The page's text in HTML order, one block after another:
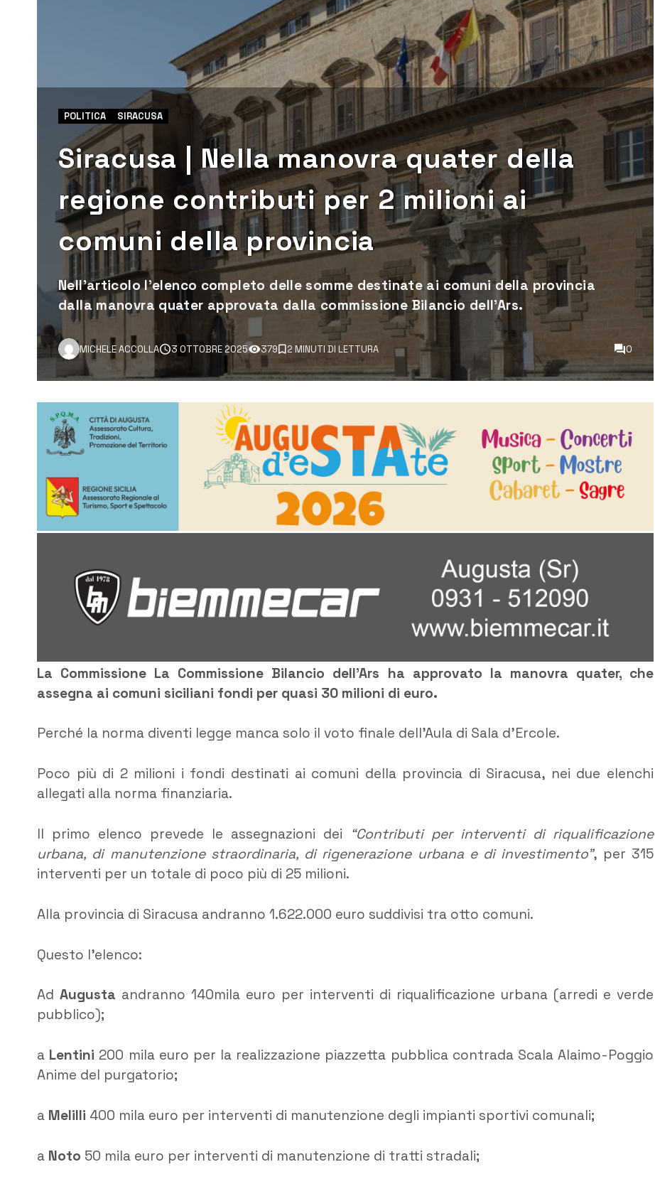
POLITICA SIRACUSA
Siracusa | Nella manovra quater della
regione contributi per 2 milioni ai
comuni della provincia
Nell’articolo l’elenco completo delle somme destinate ai comuni della provincia
dalla manovra quater approvata dalla commissione Bilancio dell’Ars.
MICHELE ACCOLLA 3 OTTOBRE 2025 379 2 MINUTI DI LETTURA 0
La Commissione La Commissione Bilancio dell’Ars ha approvato la manovra quater, che
assegna ai comuni siciliani fondi per quasi 30 milioni di euro.
Perché la norma diventi legge manca solo il voto finale dell’Aula di Sala d’Ercole.
Poco più di 2 milioni i fondi destinati ai comuni della provincia di Siracusa, nei due elenchi
allegati alla norma finanziaria.
Il primo elenco prevede le assegnazioni dei “Contributi per interventi di riqualificazione
urbana, di manutenzione straordinaria, di rigenerazione urbana e di investimento”, per 315
interventi per un totale di poco più di 25 milioni.
Alla provincia di Siracusa andranno 1.622.000 euro suddivisi tra otto comuni.
Questo l’elenco:
Ad Augusta andranno 140mila euro per interventi di riqualificazione urbana (arredi e verde
pubblico);
a Lentini 200 mila euro per la realizzazione piazzetta pubblica contrada Scala Alaimo-Poggio
Anime del purgatorio;
a Melilli 400 mila euro per interventi di manutenzione degli impianti sportivi comunali;
a Noto 50 mila euro per interventi di manutenzione di tratti stradali;